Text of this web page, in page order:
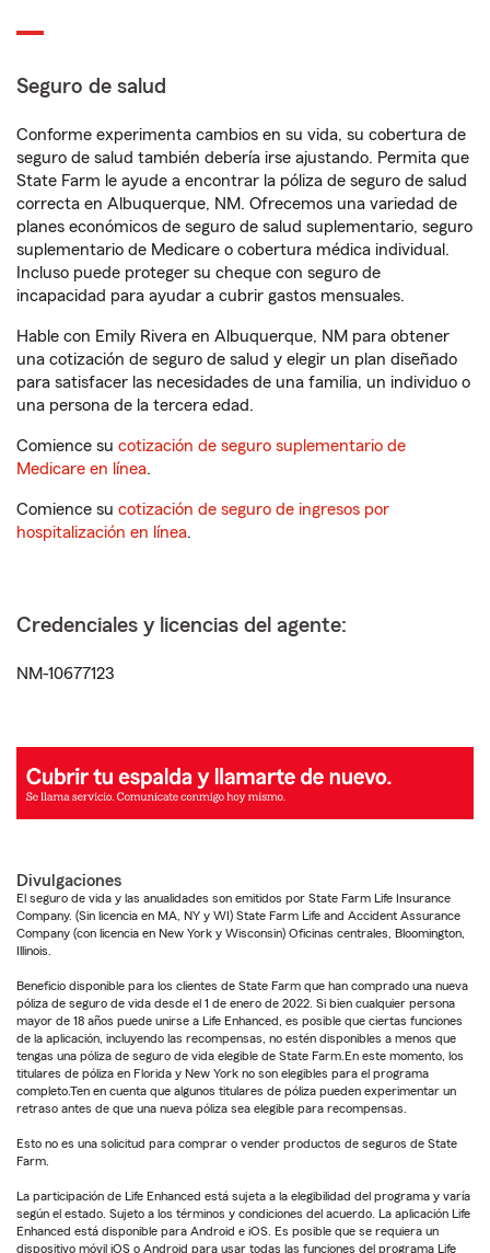
Seguro de salud
Conforme experimenta cambios en su vida, su cobertura de
seguro de salud también debería irse ajustando. Permita que
State Farm le ayude a encontrar la póliza de seguro de salud
correcta en Albuquerque, NM. Ofrecemos una variedad de
planes económicos de seguro de salud suplementario, seguro
suplementario de Medicare o cobertura médica individual.
Incluso puede proteger su cheque con seguro de
incapacidad para ayudar a cubrir gastos mensuales.
Hable con Emily Rivera en Albuquerque, NM para obtener
una cotización de seguro de salud y elegir un plan diseñado
para satisfacer las necesidades de una familia, un individuo o
una persona de la tercera edad.
Comience su cotización de seguro suplementario de
Medicare en línea.
Comience su cotización de seguro de ingresos por
hospitalización en línea.
Credenciales y licencias del agente:
NM-10677123
Divulgaciones
El seguro de vida y las anualidades son emitidos por State Farm Life Insurance
Company. (Sin licencia en MA, NY y WI) State Farm Life and Accident Assurance
Company (con licencia en New York y Wisconsin) Oficinas centrales, Bloomington,
Illinois.
Beneficio disponible para los clientes de State Farm que han comprado una nueva
póliza de seguro de vida desde el 1 de enero de 2022. Si bien cualquier persona
mayor de 18 años puede unirse a Life Enhanced, es posible que ciertas funciones
de la aplicación, incluyendo las recompensas, no estén disponibles a menos que
tengas una póliza de seguro de vida elegible de State Farm.En este momento, los
titulares de póliza en Florida y New York no son elegibles para el programa
completo.Ten en cuenta que algunos titulares de póliza pueden experimentar un
retraso antes de que una nueva póliza sea elegible para recompensas.
Esto no es una solicitud para comprar o vender productos de seguros de State
Farm.
La participación de Life Enhanced está sujeta a la elegibilidad del programa y varía
según el estado. Sujeto a los términos y condiciones del acuerdo. La aplicación Life
Enhanced está disponible para Android e iOS. Es posible que se requiera un
dispositivo móvil iOS o Android para usar todas las funciones del programa Life